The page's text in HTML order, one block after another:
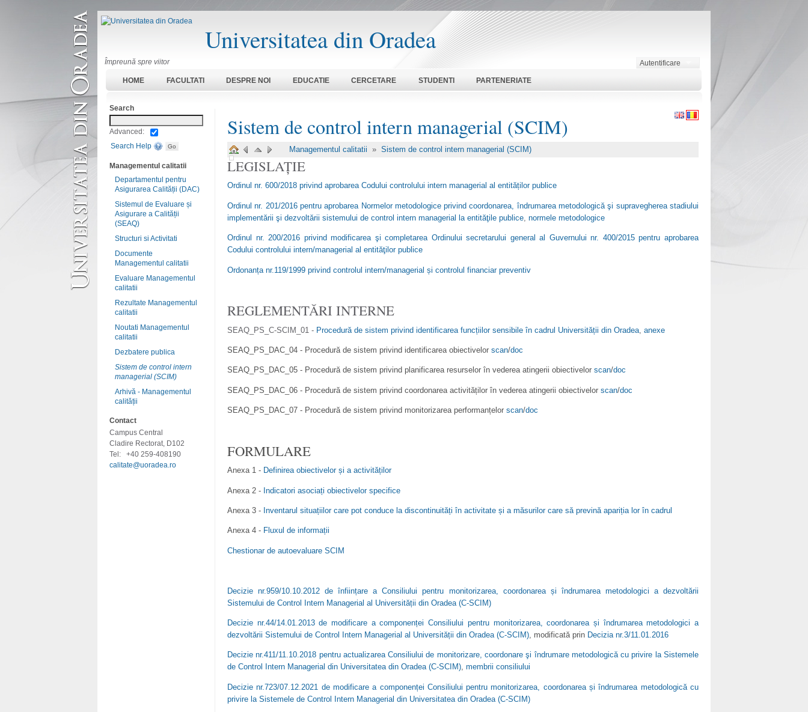
Universitatea din Oradea
Împreună spre viitor Autentificare
HOME FACULTATI DESPRE NOI EDUCATIE CERCETARE STUDENTI PARTENERIATE
Sistem de control intern managerial (SCIM)
Managementul calitatii » Sistem de control intern managerial (SCIM)
LEGISLAȚIE
Ordinul nr. 600/2018 privind aprobarea Codului controlului intern managerial al entităților publice
Ordinul nr. 201/2016 pentru aprobarea Normelor metodologice privind coordonarea, îndrumarea metodologică şi supravegherea stadiului
implementării şi dezvoltării sistemului de control intern managerial la entităţile publice normele metodologice
Ordinul nr. 200/2016 privind modificarea şi completarea Ordinului secretarului general al Guvernului nr. 400/2015 pentru aprobarea
Codului controlului intern/managerial al entităţilor publice
Ordonanța nr.119/1999 privind controlul intern/managerial și controlul financiar preventiv
REGLEMENTĂRI INTERNE
SEAQ_PS_C-SCIM_01 - Procedură de sistem privind identificarea funcțiilor sensibile în cadrul Universității din Oradea anexe
SEAQ_PS_DAC_04 - Procedură de sistem privind identificarea obiectivelor scan/doc
SEAQ_PS_DAC_05 - Procedură de sistem privind planificarea resurselor în vederea atingerii obiectivelor scan/doc
SEAQ_PS_DAC_06 - Procedură de sistem privind coordonarea activităților în vederea atingerii obiectivelor scan/doc
SEAQ_PS_DAC_07 - Procedură de sistem privind monitorizarea performanțelor scan/doc
FORMULARE
Anexa 1 - Definirea obiectivelor și a activităților
Anexa 2 - Indicatori asociați obiectivelor specifice
Anexa 3 - Inventarul situațiilor care pot conduce la discontinuități în activitate și a măsurilor care să prevină apariția lor în cadrul
Anexa 4 - Fluxul de informații
Chestionar de autoevaluare SCIM
Decizie nr.959/10.10.2012 de înființare a Consiliului pentru monitorizarea, coordonarea și îndrumarea metodologici a dezvoltării
Sistemului de Control Intern Managerial al Universității din Oradea (C-SCIM)
Decizie nr.44/14.01.2013 de modificare a componenței Consiliului pentru monitorizarea, coordonarea și îndrumarea metodologici a
dezvoltării Sistemului de Control Intern Managerial al Universității din Oradea (C-SCIM) , modificată prin Decizia nr.3/11.01.2016
Decizie nr.411/11.10.2018 pentru actualizarea Consiliului de monitorizare, coordonare şi îndrumare metodologică cu privire la Sistemele
de Control Intern Managerial din Universitatea din Oradea (C-SCIM), membrii consiliului
Decizie nr.723/07.12.2021 de modificare a componenței Consiliului pentru monitorizarea, coordonarea și îndrumarea metodologică cu
privire la Sistemele de Control Intern Managerial din Universitatea din Oradea (C-SCIM)
Search
Advanced:
Search Help
Managementul calitatii
Departamentul pentru
Asigurarea Calității (DAC)
Sistemul de Evaluare și
Asigurare a Calității
(SEAQ)
Structuri si Activitati
Documente
Managementul calitatii
Evaluare Managementul
calitatii
Rezultate Managementul
calitatii
Noutati Managementul
calitatii
Dezbatere publica
Sistem de control intern
managerial (SCIM)
Arhivă - Managementul
calității
Contact
Campus Central
Cladire Rectorat, D102
Tel: +40 259-408190
calitate@uoradea.ro